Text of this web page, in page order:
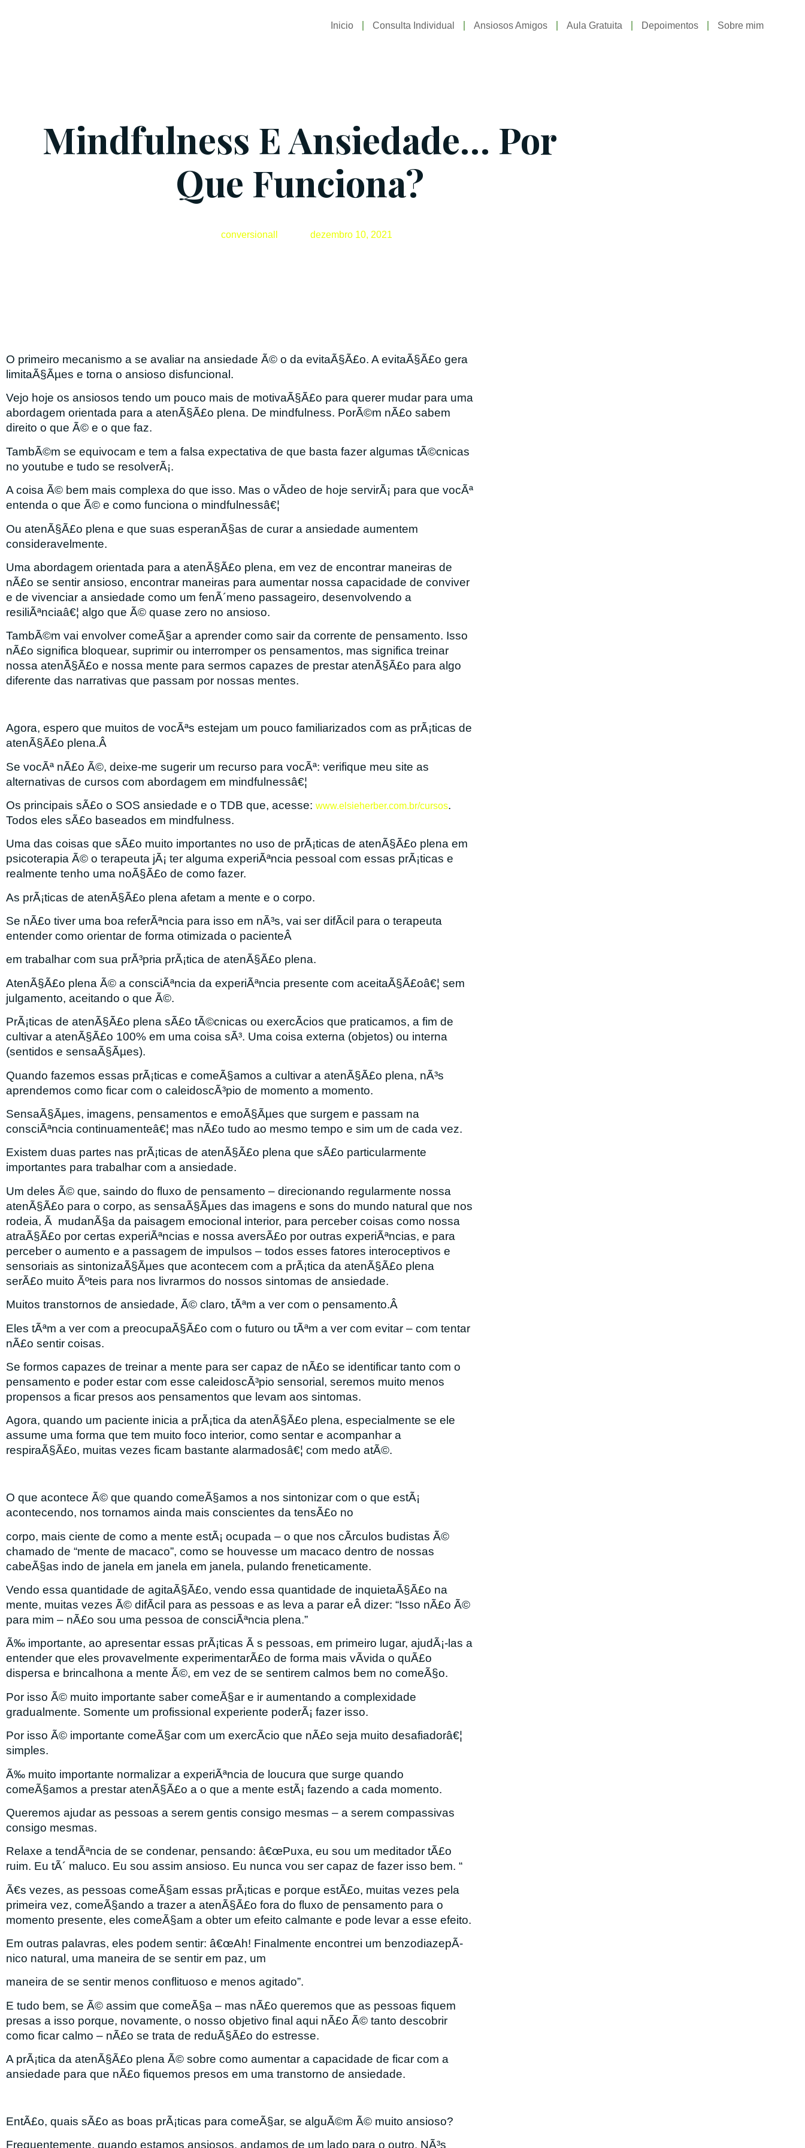
Inicio Consulta Individual Ansiosos Amigos Aula Gratuita Depoimentos Sobre mim
Mindfulness E Ansiedade… Por
Que Funciona?
conversionall dezembro 10, 2021
O primeiro mecanismo a se avaliar na ansiedade Ã© o da evitaÃ§Ã£o. A evitaÃ§Ã£o gera
limitaÃ§Ãµes e torna o ansioso disfuncional.
Vejo hoje os ansiosos tendo um pouco mais de motivaÃ§Ã£o para querer mudar para uma
abordagem orientada para a atenÃ§Ã£o plena. De mindfulness. PorÃ©m nÃ£o sabem
direito o que Ã© e o que faz.
TambÃ©m se equivocam e tem a falsa expectativa de que basta fazer algumas tÃ©cnicas
no youtube e tudo se resolverÃ¡.
A coisa Ã© bem mais complexa do que isso. Mas o vÃ­deo de hoje servirÃ¡ para que vocÃª
entenda o que Ã© e como funciona o mindfulnessâ€¦
Ou atenÃ§Ã£o plena e que suas esperanÃ§as de curar a ansiedade aumentem
consideravelmente.
Uma abordagem orientada para a atenÃ§Ã£o plena, em vez de encontrar maneiras de
nÃ£o se sentir ansioso, encontrar maneiras para aumentar nossa capacidade de conviver
e de vivenciar a ansiedade como um fenÃ´meno passageiro, desenvolvendo a
resiliÃªnciaâ€¦ algo que Ã© quase zero no ansioso.
TambÃ©m vai envolver comeÃ§ar a aprender como sair da corrente de pensamento. Isso
nÃ£o significa bloquear, suprimir ou interromper os pensamentos, mas significa treinar
nossa atenÃ§Ã£o e nossa mente para sermos capazes de prestar atenÃ§Ã£o para algo
diferente das narrativas que passam por nossas mentes.
Agora, espero que muitos de vocÃªs estejam um pouco familiarizados com as prÃ¡ticas de
atenÃ§Ã£o plena.Â
Se vocÃª nÃ£o Ã©, deixe-me sugerir um recurso para vocÃª: verifique meu site as
alternativas de cursos com abordagem em mindfulnessâ€¦
Os principais sÃ£o o SOS ansiedade e o TDB que, acesse: www.elsieherber.com.br/cursos.
Todos eles sÃ£o baseados em mindfulness.
Uma das coisas que sÃ£o muito importantes no uso de prÃ¡ticas de atenÃ§Ã£o plena em
psicoterapia Ã© o terapeuta jÃ¡ ter alguma experiÃªncia pessoal com essas prÃ¡ticas e
realmente tenho uma noÃ§Ã£o de como fazer.
As prÃ¡ticas de atenÃ§Ã£o plena afetam a mente e o corpo.
Se nÃ£o tiver uma boa referÃªncia para isso em nÃ³s, vai ser difÃ­cil para o terapeuta
entender como orientar de forma otimizada o pacienteÂ
em trabalhar com sua prÃ³pria prÃ¡tica de atenÃ§Ã£o plena.
AtenÃ§Ã£o plena Ã© a consciÃªncia da experiÃªncia presente com aceitaÃ§Ã£oâ€¦ sem
julgamento, aceitando o que Ã©.
PrÃ¡ticas de atenÃ§Ã£o plena sÃ£o tÃ©cnicas ou exercÃ­cios que praticamos, a fim de
cultivar a atenÃ§Ã£o 100% em uma coisa sÃ³. Uma coisa externa (objetos) ou interna
(sentidos e sensaÃ§Ãµes).
Quando fazemos essas prÃ¡ticas e comeÃ§amos a cultivar a atenÃ§Ã£o plena, nÃ³s
aprendemos como ficar com o caleidoscÃ³pio de momento a momento.
SensaÃ§Ãµes, imagens, pensamentos e emoÃ§Ãµes que surgem e passam na
consciÃªncia continuamenteâ€¦ mas nÃ£o tudo ao mesmo tempo e sim um de cada vez.
Existem duas partes nas prÃ¡ticas de atenÃ§Ã£o plena que sÃ£o particularmente
importantes para trabalhar com a ansiedade.
Um deles Ã© que, saindo do fluxo de pensamento – direcionando regularmente nossa
atenÃ§Ã£o para o corpo, as sensaÃ§Ãµes das imagens e sons do mundo natural que nos
rodeia, Ã mudanÃ§a da paisagem emocional interior, para perceber coisas como nossa
atraÃ§Ã£o por certas experiÃªncias e nossa aversÃ£o por outras experiÃªncias, e para
perceber o aumento e a passagem de impulsos – todos esses fatores interoceptivos e
sensoriais as sintonizaÃ§Ãµes que acontecem com a prÃ¡tica da atenÃ§Ã£o plena
serÃ£o muito Ãºteis para nos livrarmos do nossos sintomas de ansiedade.
Muitos transtornos de ansiedade, Ã© claro, tÃªm a ver com o pensamento.Â
Eles tÃªm a ver com a preocupaÃ§Ã£o com o futuro ou tÃªm a ver com evitar – com tentar
nÃ£o sentir coisas.
Se formos capazes de treinar a mente para ser capaz de nÃ£o se identificar tanto com o
pensamento e poder estar com esse caleidoscÃ³pio sensorial, seremos muito menos
propensos a ficar presos aos pensamentos que levam aos sintomas.
Agora, quando um paciente inicia a prÃ¡tica da atenÃ§Ã£o plena, especialmente se ele
assume uma forma que tem muito foco interior, como sentar e acompanhar a
respiraÃ§Ã£o, muitas vezes ficam bastante alarmadosâ€¦ com medo atÃ©.
O que acontece Ã© que quando comeÃ§amos a nos sintonizar com o que estÃ¡
acontecendo, nos tornamos ainda mais conscientes da tensÃ£o no
corpo, mais ciente de como a mente estÃ¡ ocupada – o que nos cÃ­rculos budistas Ã©
chamado de “mente de macaco”, como se houvesse um macaco dentro de nossas
cabeÃ§as indo de janela em janela em janela, pulando freneticamente.
Vendo essa quantidade de agitaÃ§Ã£o, vendo essa quantidade de inquietaÃ§Ã£o na
mente, muitas vezes Ã© difÃ­cil para as pessoas e as leva a parar eÂ dizer: “Isso nÃ£o Ã©
para mim – nÃ£o sou uma pessoa de consciÃªncia plena.”
Ã‰ importante, ao apresentar essas prÃ¡ticas Ã s pessoas, em primeiro lugar, ajudÃ¡-las a
entender que eles provavelmente experimentarÃ£o de forma mais vÃ­vida o quÃ£o
dispersa e brincalhona a mente Ã©, em vez de se sentirem calmos bem no comeÃ§o.
Por isso Ã© muito importante saber comeÃ§ar e ir aumentando a complexidade
gradualmente. Somente um profissional experiente poderÃ¡ fazer isso.
Por isso Ã© importante comeÃ§ar com um exercÃ­cio que nÃ£o seja muito desafiadorâ€¦
simples.
Ã‰ muito importante normalizar a experiÃªncia de loucura que surge quando
comeÃ§amos a prestar atenÃ§Ã£o a o que a mente estÃ¡ fazendo a cada momento.
Queremos ajudar as pessoas a serem gentis consigo mesmas – a serem compassivas
consigo mesmas.
Relaxe a tendÃªncia de se condenar, pensando: â€œPuxa, eu sou um meditador tÃ£o
ruim. Eu tÃ´ maluco. Eu sou assim ansioso. Eu nunca vou ser capaz de fazer isso bem. “
Ã€s vezes, as pessoas comeÃ§am essas prÃ¡ticas e porque estÃ£o, muitas vezes pela
primeira vez, comeÃ§ando a trazer a atenÃ§Ã£o fora do fluxo de pensamento para o
momento presente, eles comeÃ§am a obter um efeito calmante e pode levar a esse efeito.
Em outras palavras, eles podem sentir: â€œAh! Finalmente encontrei um benzodiazepÃ­
nico natural, uma maneira de se sentir em paz, um
maneira de se sentir menos conflituoso e menos agitado”.
E tudo bem, se Ã© assim que comeÃ§a – mas nÃ£o queremos que as pessoas fiquem
presas a isso porque, novamente, o nosso objetivo final aqui nÃ£o Ã© tanto descobrir
como ficar calmo – nÃ£o se trata de reduÃ§Ã£o do estresse.
A prÃ¡tica da atenÃ§Ã£o plena Ã© sobre como aumentar a capacidade de ficar com a
ansiedade para que nÃ£o fiquemos presos em uma transtorno de ansiedade.
EntÃ£o, quais sÃ£o as boas prÃ¡ticas para comeÃ§ar, se alguÃ©m Ã© muito ansioso?
Frequentemente, quando estamos ansiosos, andamos de um lado para o outro. NÃ³s